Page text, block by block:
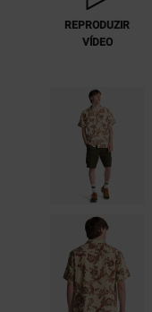
REPRODUZIR
VÍDEO